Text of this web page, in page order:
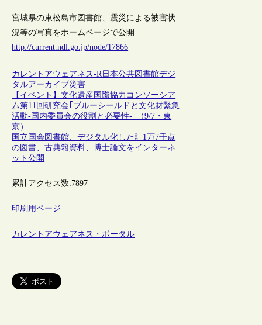
宮城県の東松島市図書館、震災による被害状
況等の写真をホームページで公開
http://current.ndl.go.jp/node/17866
カレントアウェアネス-R 日本公共図書館デジ
タルアーカイブ災害
【イベント】文化遺産国際協力コンソーシア
ム第11回研究会｢ブルーシールドと文化財緊急
活動‐国内委員会の役割と必要性‐｣（9/7・東
京）
国立国会図書館、デジタル化した計1万7千点
の図書、古典籍資料、博士論文をインターネ
ット公開
累計アクセス数:7897
印刷用ページ
カレントアウェアネス・ポータル